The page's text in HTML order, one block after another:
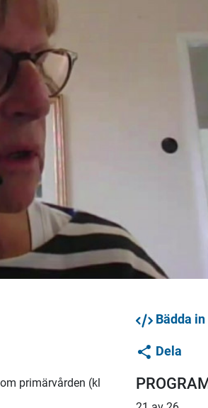
primärvården (kl
Bädda in
Dela